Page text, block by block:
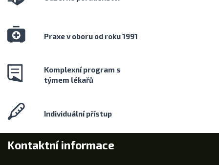
Praxe v oboru od roku 1991
Komplexní program s
týmem lékařů
Individuální přístup
Kontaktní informace